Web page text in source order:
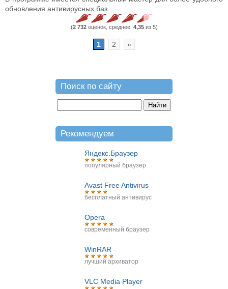
обновления антивирусных баз.
(2 732оценок, среднее: 4,35из 5)
1 2 »
Поиск по сайту
Рекомендуем
Яндекс.Браузер
популярный браузер
Avast Free Antivirus
бесплатный антивирус
Opera
современный браузер
WinRAR
лучший архиватор
VLC Media Player